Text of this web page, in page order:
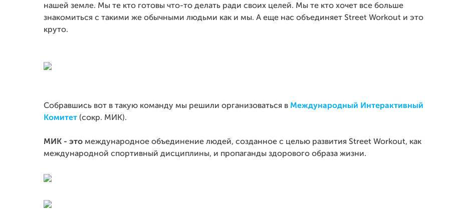
нашей земле. Мы те кто готовы что-то делать ради своих целей. Мы те кто хочет все больше
знакомиться с такими же обычными людьми как и мы. А еще нас объединяет Street Workout и это
круто.
Собравшись вот в такую команду мы решили организоваться в Международный Интерактивный
Комитет (сокр. МИК).
МИК - это международное объединение людей, созданное с целью развития Street Workout, как
международной спортивный дисциплины, и пропаганды здорового образа жизни.